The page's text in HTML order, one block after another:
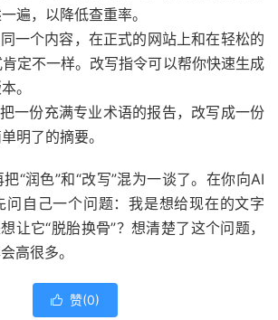
遍，以降低查重率。
同一个内容，在正式的网站上和在轻松的
定不一样。改写指令可以帮你快速生成
。
把一份充满专业术语的报告，改写成一份
明了的摘要。
“润色”和“改写”混为一谈了。在你向AI
问自己一个问题：我是想给现在的文字
让它“脱胎换骨”？想清楚了这个问题，
高很多。
 赞(0)